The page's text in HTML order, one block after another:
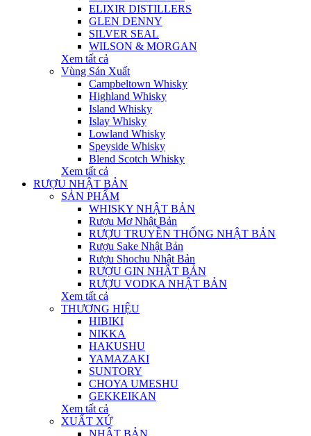
ELIXIR DISTILLERS
GLEN DENNY
SILVER SEAL
WILSON & MORGAN
Xem tất cả
Vùng Sản Xuất
Campbeltown Whisky
Highland Whisky
Island Whisky
Islay Whisky
Lowland Whisky
Speyside Whisky
Blend Scotch Whisky
Xem tất cả
RƯỢU NHẬT BẢN
SẢN PHẨM
WHISKY NHẬT BẢN
Rượu Mơ Nhật Bản
RƯỢU TRUYỀN THỐNG NHẬT BẢN
Rượu Sake Nhật Bản
Rượu Shochu Nhật Bản
RƯỢU GIN NHẬT BẢN
RƯỢU VODKA NHẬT BẢN
Xem tất cả
THƯƠNG HIỆU
HIBIKI
NIKKA
HAKUSHU
YAMAZAKI
SUNTORY
CHOYA UMESHU
GEKKEIKAN
Xem tất cả
XUẤT XỨ
NHẬT BẢN